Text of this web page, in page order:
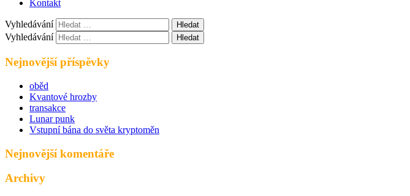
Kontakt
Vyhledávání
Vyhledávání
Nejnovější příspěvky
oběd
Kvantové hrozby
transakce
Lunar punk
Vstupní bána do světa kryptoměn
Nejnovější komentáře
Archivy